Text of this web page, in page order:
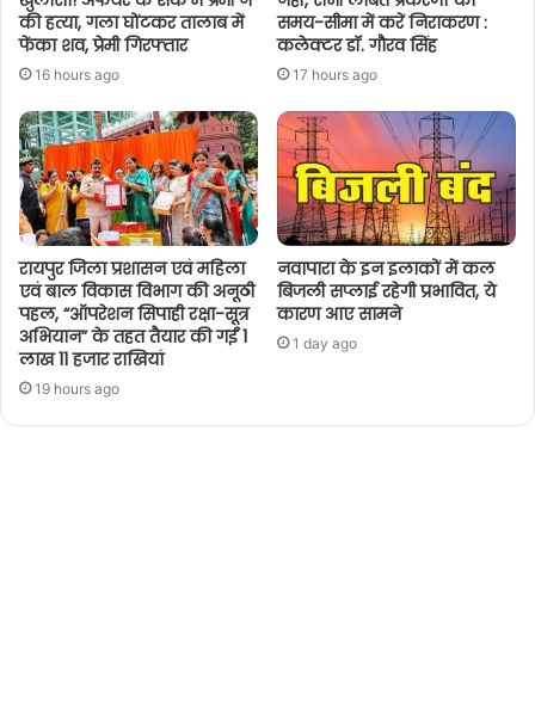
की हत्या, गला घोंटकर तालाब में
फेंका शव, प्रेमी गिरफ्तार
16 hours ago
समय-सीमा में करें निराकरण :
कलेक्टर डॉ. गौरव सिंह
17 hours ago
रायपुर जिला प्रशासन एवं महिला
एवं बाल विकास विभाग की अनूठी
पहल, “ऑपरेशन सिपाही रक्षा-सूत्र
अभियान” के तहत तैयार की गईं 1
लाख 11 हजार राखियां
19 hours ago
नवापारा के इन इलाकों में कल
बिजली सप्लाई रहेगी प्रभावित, ये
कारण आए सामने
1 day ago